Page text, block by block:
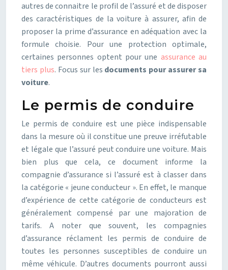
autres de connaitre le profil de l’assuré et de disposer
des caractéristiques de la voiture à assurer, afin de
proposer la prime d’assurance en adéquation avec la
formule choisie. Pour une protection optimale,
certaines personnes optent pour une assurance au
tiers plus. Focus sur les documents pour assurer sa
voiture.
Le permis de conduire
Le permis de conduire est une pièce indispensable
dans la mesure où il constitue une preuve irréfutable
et légale que l’assuré peut conduire une voiture. Mais
bien plus que cela, ce document informe la
compagnie d’assurance si l’assuré est à classer dans
la catégorie « jeune conducteur ». En effet, le manque
d’expérience de cette catégorie de conducteurs est
généralement compensé par une majoration de
tarifs. A noter que souvent, les compagnies
d’assurance réclament les permis de conduire de
toutes les personnes susceptibles de conduire un
même véhicule. D’autres documents pourront aussi